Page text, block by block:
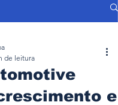
e
de leitura